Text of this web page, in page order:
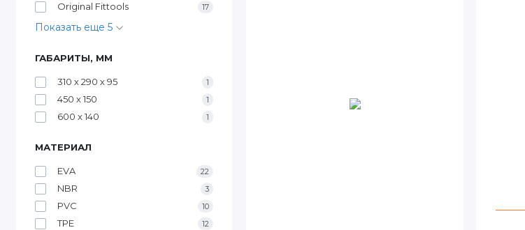
Original Fittools 17
Показать еще 5
ГАБАРИТЫ, ММ
310 х 290 х 95 1
450 х 150 1
600 x 140 1
МАТЕРИАЛ
EVA 22
NBR 3
PVC 10
TPE 12